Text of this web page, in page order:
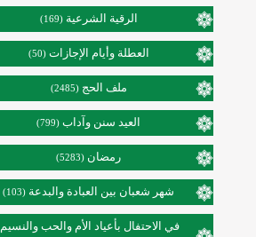
الرقية الشرعية (169)
العطلة وأيام الإجازات (50)
ملف الحج (2485)
العيد سنن وآداب (799)
رمضان (5283)
شهر شعبان بين العبادة والبدعة (103)
في الاحتفال بأعياد الأم والحب والنسيم